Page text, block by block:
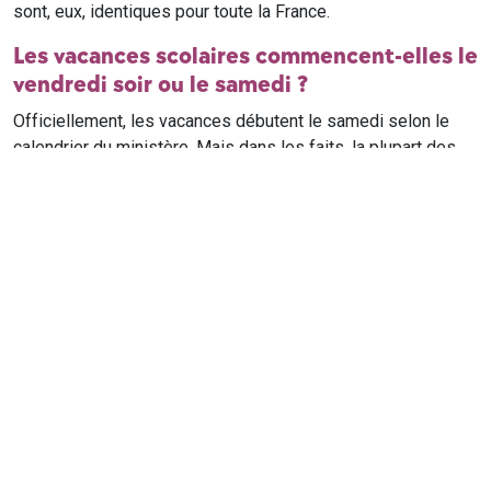
sont, eux, identiques pour toute la France.
Les vacances scolaires commencent-elles le
vendredi soir ou le samedi ?
Officiellement, les vacances débutent le samedi selon le
calendrier du ministère. Mais dans les faits, la plupart des